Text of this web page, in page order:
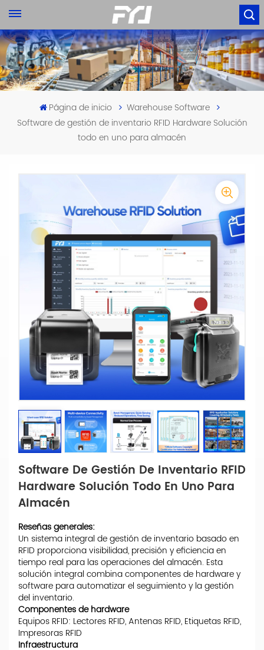
Página de inicio
Warehouse Software
Software de gestión de inventario RFID Hardware Solución
todo en uno para almacén
Software De Gestión De Inventario RFID
Hardware Solución Todo En Uno Para
Almacén
Reseñas generales:
Un sistema integral de gestión de inventario basado en
RFID proporciona visibilidad, precisión y eficiencia en
tiempo real para las operaciones del almacén. Esta
solución integral combina componentes de hardware y
software para automatizar el seguimiento y la gestión
del inventario.
Componentes de hardware
Equipos RFID: Lectores RFID, Antenas RFID, Etiquetas RFID,
Impresoras RFID
Infraestructura